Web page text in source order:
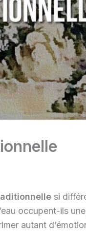
si
occupent-ils
autant